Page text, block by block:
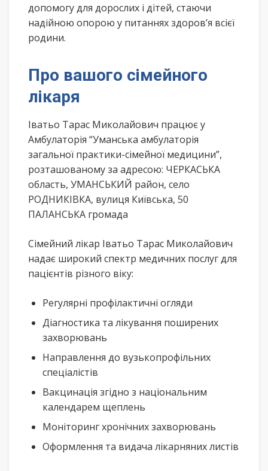
допомогу для дорослих і дітей, стаючи
надійною опорою у питаннях здоров’я всієї
родини.
Про вашого сімейного
лікаря
Іватьо Тарас Миколайович працює у
Амбулаторія “Уманська амбулаторія
загальної практики-сімейної медицини”,
розташованому за адресою: ЧЕРКАСЬКА
область, УМАНСЬКИЙ район, село
РОДНИКІВКА, вулиця Київська, 50
ПАЛАНСЬКА громада
Сімейний лікар Іватьо Тарас Миколайович
надає широкий спектр медичних послуг для
пацієнтів різного віку:
Регулярні профілактичні огляди
Діагностика та лікування поширених
захворювань
Направлення до вузькопрофільних
спеціалістів
Вакцинація згідно з національним
календарем щеплень
Моніторинг хронічних захворювань
Оформлення та видача лікарняних листів